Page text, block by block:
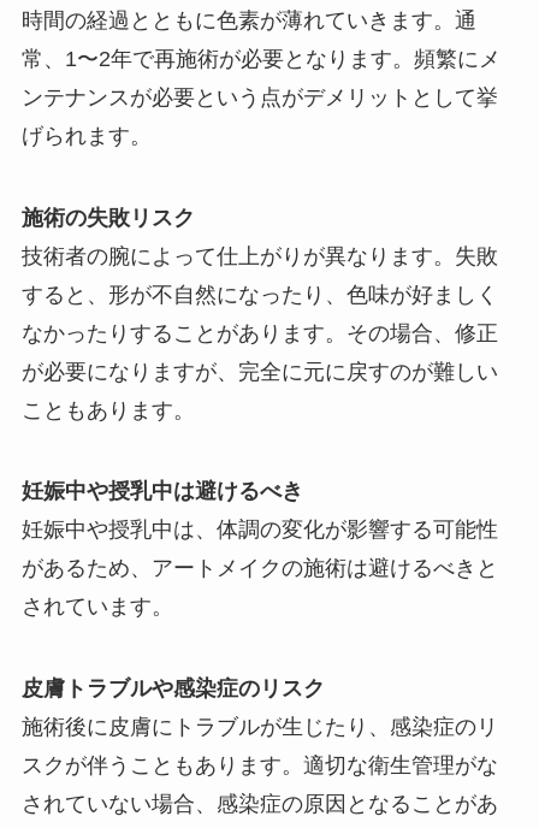
時間の経過とともに色素が薄れていきます。通
常、1〜2年で再施術が必要となります。頻繁にメ
ンテナンスが必要という点がデメリットとして挙
げられます。
施術の失敗リスク
技術者の腕によって仕上がりが異なります。失敗
すると、形が不自然になったり、色味が好ましく
なかったりすることがあります。その場合、修正
が必要になりますが、完全に元に戻すのが難しい
こともあります。
妊娠中や授乳中は避けるべき
妊娠中や授乳中は、体調の変化が影響する可能性
があるため、アートメイクの施術は避けるべきと
されています。
皮膚トラブルや感染症のリスク
施術後に皮膚にトラブルが生じたり、感染症のリ
スクが伴うこともあります。適切な衛生管理がな
されていない場合、感染症の原因となることがあ